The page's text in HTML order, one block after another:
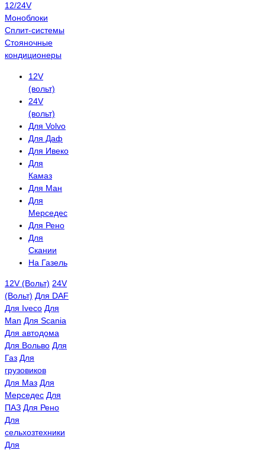
12/24V
Моноблоки
Сплит-системы
Стояночные
кондиционеры
12V
(вольт)
24V
(вольт)
Для Volvo
Для Даф
Для Ивеко
Для
Камаз
Для Ман
Для
Мерседес
Для Рено
Для
Скании
На Газель
12V (Вольт) 24V
(Вольт) Для DAF
Для Iveco Для
Man Для Scania
Для автодома
Для Вольво Для
Газ Для
грузовиков
Для Маз Для
Мерседес Для
ПАЗ Для Рено
Для
сельхозтехники
Для